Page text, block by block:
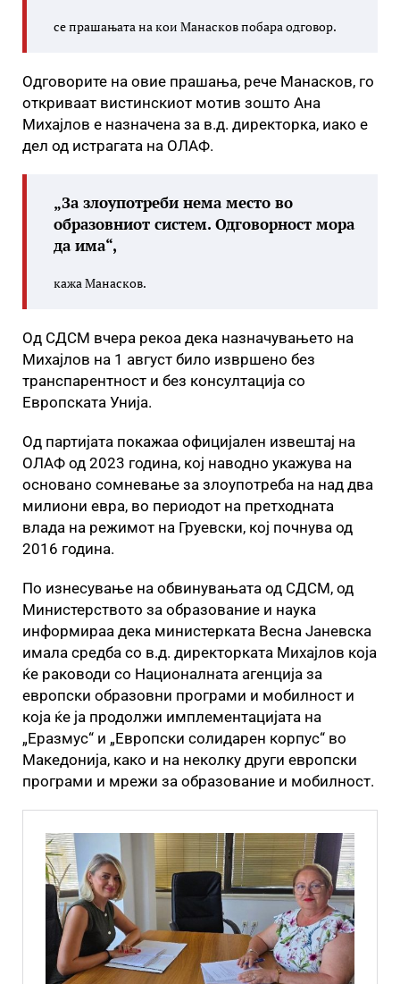
се прашањата на кои Манасков побара одговор.
Одговорите на овие прашања, рече Манасков, го
откриваат вистинскиот мотив зошто Ана
Михајлов е назначена за в.д. директорка, иако е
дел од истрагата на ОЛАФ.
„За злоупотреби нема место во
образовниот систем. Одговорност мора
да има“,
кажа Манасков.
Од СДСМ вчера рекоа дека назначувањето на
Михајлов на 1 август било извршено без
транспарентност и без консултација со
Европската Унија.
Од партијата покажаа официјален извештај на
ОЛАФ од 2023 година, кој наводно укажува на
основано сомневање за злоупотреба на над два
милиони евра, во периодот на претходната
влада на режимот на Груевски, кој почнува од
2016 година.
По изнесување на обвинувањата од СДСМ, од
Министерството за образование и наука
информираа дека министерката Весна Јаневска
имала средба со в.д. директорката Михајлов која
ќе раководи со Националната агенција за
европски образовни програми и мобилност и
која ќе ја продолжи имплементацијата на
„Еразмус“ и „Европски солидарен корпус“ во
Македонија, како и на неколку други европски
програми и мрежи за образование и мобилност.